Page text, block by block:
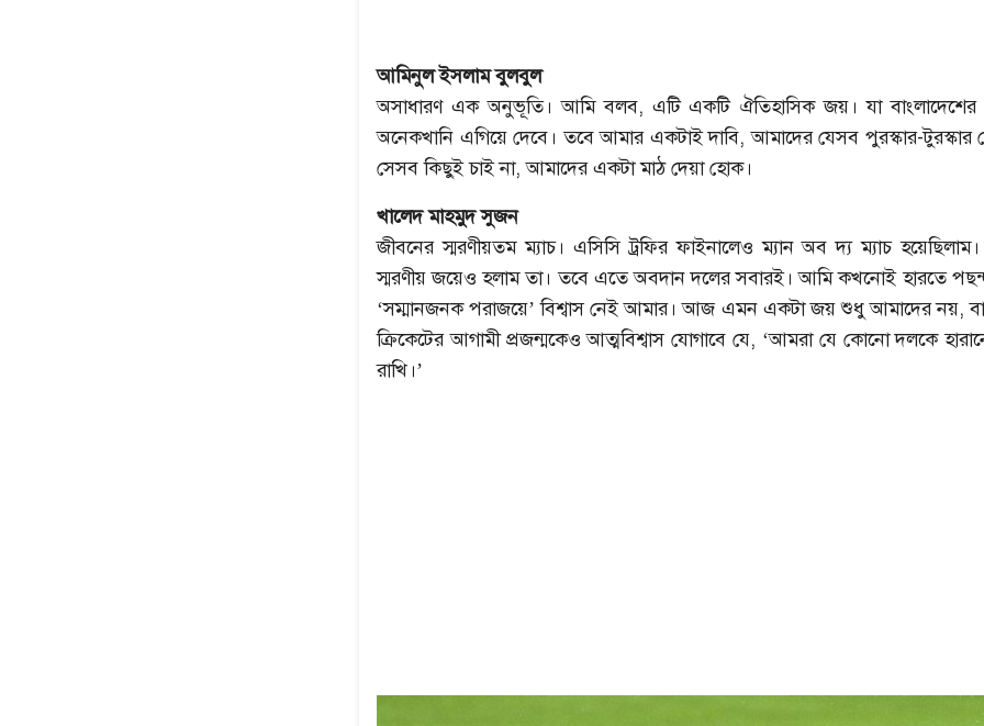
আমিনুল ইসলাম বুলবুল
অসাধারণ এক অনুভূতি। আমি বলব, এটি একটি ঐতিহাসিক জয়। যা বাংলাদেশের
অনেকখানি এগিয়ে দেবে। তবে আমার একটাই দাবি, আমাদের যেসব পুরস্কার-টুরস্কার
সেসব কিছুই চাই না, আমাদের একটা মাঠ দেয়া হোক।
খালেদ মাহমুদ সুজন
জীবনের স্মরণীয়তম ম্যাচ। এসিসি ট্রফির ফাইনালেও ম্যান অব দ্য ম্যাচ
স্মরণীয় জয়েও হলাম তা। তবে এতে অবদান দলের সবারই। আমি কখনোই হারতে
‘সম্মানজনক পরাজয়ে’ বিশ্বাস নেই আমার। আজ এমন একটা জয় শুধু আমাদের নয়,
ক্রিকেটের আগামী প্রজন্মকেও আত্মবিশ্বাস যোগাবে যে, ‘আমরা যে কোনো দলকে
রাখি।’